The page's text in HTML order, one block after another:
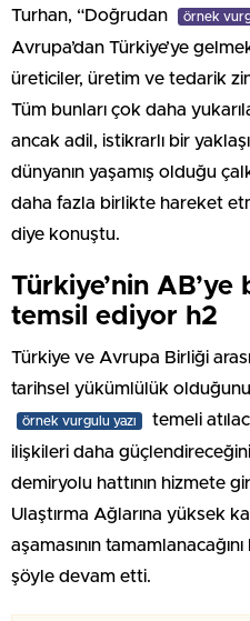
Turhan, “Doğrudan örnek
Avrupa’dan Türkiye’ye
üreticiler, üretim ve tedarik
Tüm bunları çok daha
ancak adil, istikrarlı bir
dünyanın yaşamış olduğu
daha fazla birlikte hareket
diye konuştu.
Türkiye’nin AB’ye
temsil ediyor h2
Türkiye ve Avrupa Birliği
tarihsel yükümlülük
örnek vurgulu yazı
temeli
ilişkileri daha
demiryolu hattının hizmete
Ulaştırma Ağlarına yüksek
aşamasının
şöyle devam etti.